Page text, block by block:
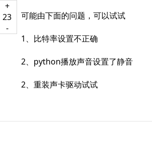
+
23
-
可能由下面的问题，可以试试
1、比特率设置不正确
2、python播放声音设置了静音
2、重装声卡驱动试试